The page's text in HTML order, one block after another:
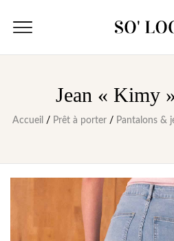
Jean « Kimy
Accueil / Prêt à porter / Pantalons &